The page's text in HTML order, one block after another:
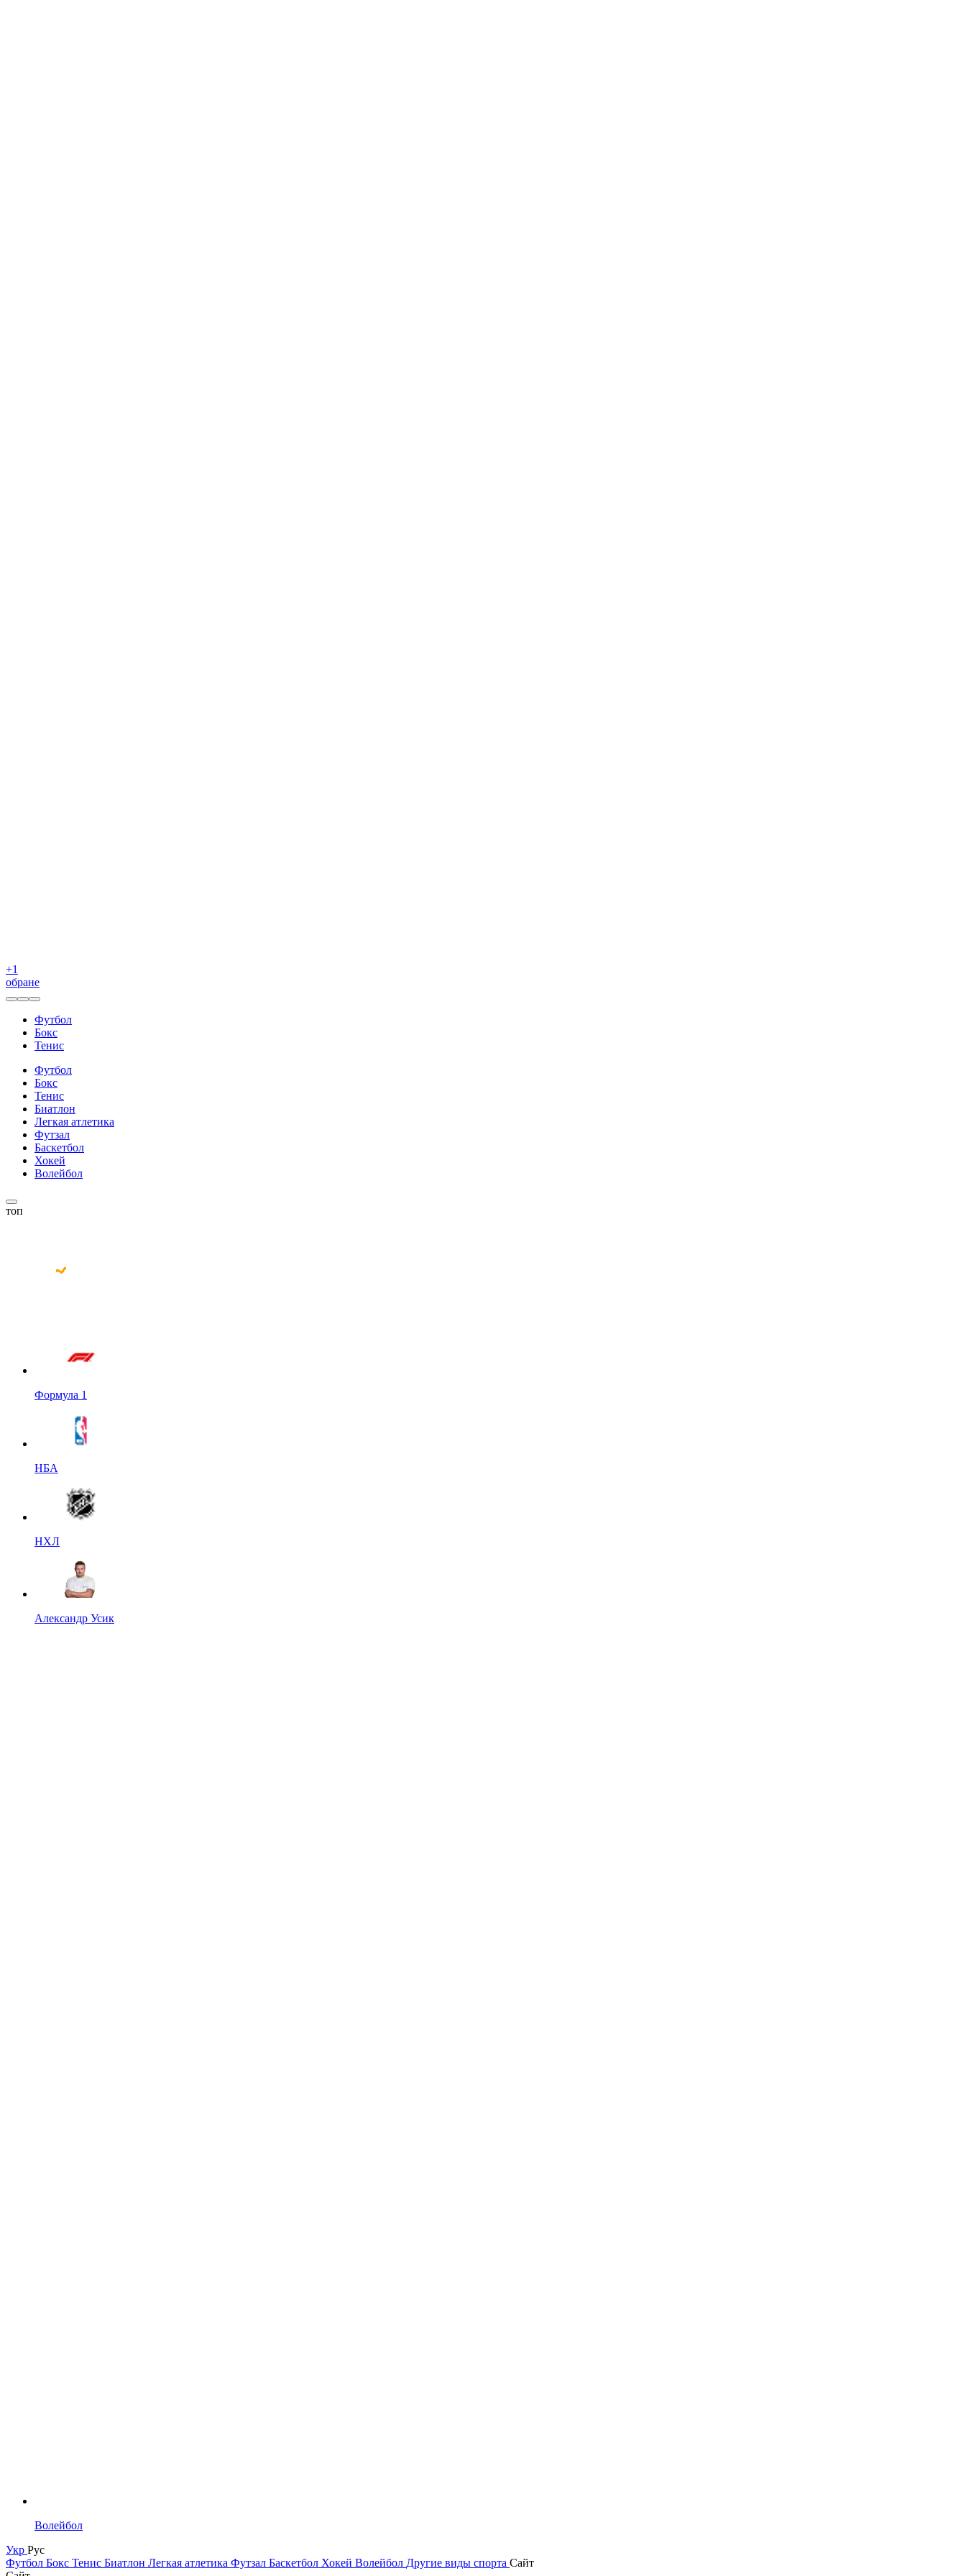
+1
обране
Футбол
Бокс
Тенис
Футбол
Бокс
Тенис
Биатлон
Легкая атлетика
Футзал
Баскетбол
Хокей
Волейбол
топ
Формула 1
НБА
НХЛ
Александр Усик
Волейбол
Укр Рус
Футбол Бокс Тенис Биатлон Легкая атлетика Футзал Баскетбол Хокей Волейбол Другие виды спорта Сайт